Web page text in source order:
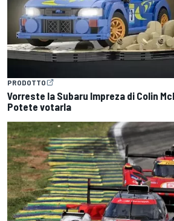
PRODOTTO
Vorreste la Subaru Impreza di Colin
Potete votarla